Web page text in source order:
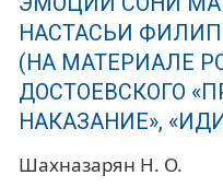
НАСТАСЬИ
(НА МАТЕРИАЛЕ
ДОСТОЕВСКОГО
НАКАЗАНИЕ»,
Шахназарян Н. О.